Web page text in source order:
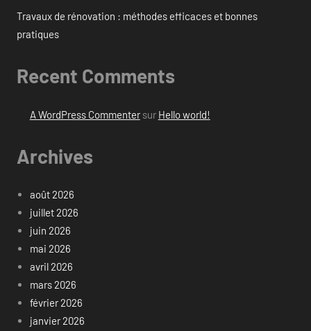
Travaux de rénovation : méthodes efficaces et bonnes
pratiques
Recent Comments
A WordPress Commentersur Hello world!
Archives
août 2026
juillet 2026
juin 2026
mai 2026
avril 2026
mars 2026
février 2026
janvier 2026